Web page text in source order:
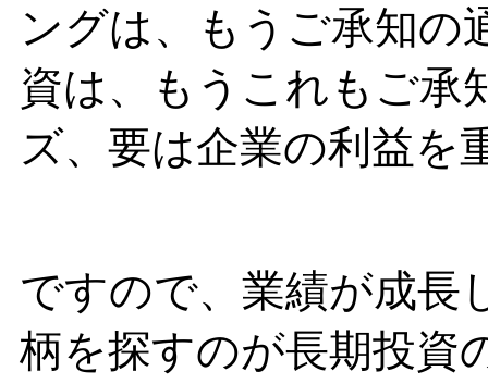
ングは、もうご承知の
資は、もうこれもご承
ズ、要は企業の利益を
ですので、業績が成長
柄を探すのが長期投資